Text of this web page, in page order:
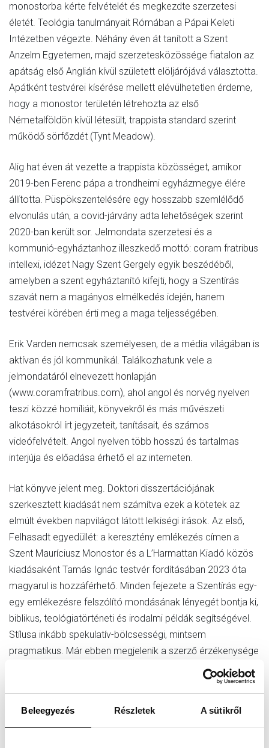
Beleegyezés Részletek A sütikről
monostorba kérte felvételét és megkezdte szerzetesi
életét. Teológia tanulmányait Rómában a Pápai Keleti
Intézetben végezte. Néhány éven át tanított a Szent
Anzelm Egyetemen, majd szerzetesközössége fiatalon az
apátság első Anglián kívül született elöljárójává választotta.
Apátként testvérei kísérése mellett elévülhetetlen érdeme,
hogy a monostor területén létrehozta az első
Németalföldön kívül létesült, trappista standard szerint
működő sörfőzdét (Tynt Meadow).
Alig hat éven át vezette a trappista közösséget, amikor
2019-ben Ferenc pápa a trondheimi egyházmegye élére
állította. Püspökszentelésére egy hosszabb szemlélődő
elvonulás után, a covid-járvány adta lehetőségek szerint
2020-ban került sor. Jelmondata szerzetesi és a
kommunió-egyháztanhoz illeszkedő mottó: coram fratribus
intellexi, idézet Nagy Szent Gergely egyik beszédéből,
amelyben a szent egyháztanító kifejti, hogy a Szentírás
szavát nem a magányos elmélkedés idején, hanem
testvérei körében érti meg a maga teljességében.
Erik Varden nemcsak személyesen, de a média világában is
aktívan és jól kommunikál. Találkozhatunk vele a
jelmondatáról elnevezett honlapján
(www.coramfratribus.com), ahol angol és norvég nyelven
teszi közzé homíliáit, könyvekről és más művészeti
alkotásokról írt jegyzeteit, tanításait, és számos
videófelvételt. Angol nyelven több hosszú és tartalmas
interjúja és előadása érhető el az interneten.
Hat könyve jelent meg. Doktori disszertációjának
szerkesztett kiadását nem számítva ezek a kötetek az
elmúlt években napvilágot látott lelkiségi írások. Az első,
Felhasadt egyedüllét: a keresztény emlékezés címen a
Szent Mauríciusz Monostor és a L’Harmattan Kiadó közös
kiadásaként Tamás Ignác testvér fordításában 2023 óta
magyarul is hozzáférhető. Minden fejezete a Szentírás egy-
egy emlékezésre felszólító mondásának lényegét bontja ki,
biblikus, teológiatörténeti és irodalmi példák segítségével.
Stílusa inkább spekulatív-bölcsességi, mintsem
pragmatikus. Már ebben megjelenik a szerző érzékenysége
azok iránt a témák iránt, amelyek a további kötetek
fókuszában állnak: megtérésként megélt szerzetesség,
szenvedés és sebzettség misztériuma.